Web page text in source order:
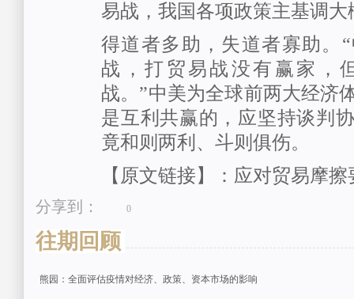
易战，我国各项政策主基调
得道者多助，失道者寡助。
战，打贸易战没有赢家，
战。”中美为全球前两大经济
是互利共赢的，应坚持谈判
竟和则两利、斗则俱伤。
【原文链接】：应对贸易摩
分享到： 0
往期回顾
熊园：全面评估疫情对经济、政策、资本市场的影响